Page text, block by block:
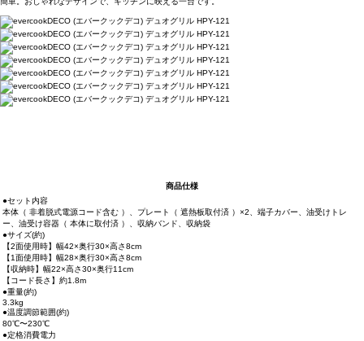
商品仕様
●セット内容
本体（ 非着脱式電源コード含む ）、プレート（ 遮熱板取付済 ）×2、端子カバー、油受けトレ
ー、油受け容器（ 本体に取付済 ）、収納バンド、収納袋
●サイズ(約)
【2面使用時】幅42×奥行30×高さ8cm
【1面使用時】幅28×奥行30×高さ8cm
【収納時】幅22×高さ30×奥行11cm
【コード長さ】約1.8m
●重量(約)
3.3kg
●温度調節範囲(約)
80℃〜230℃
●定格消費電力